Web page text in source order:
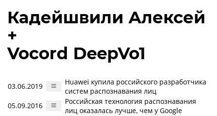
Кадейшвили Алексей
+
Vocord DeepVo1
03.06.2019
Huawei купила российского разработчика
систем распознавания лиц
05.09.2016
Российская технология распознавания
лиц оказалась лучше, чем у Google